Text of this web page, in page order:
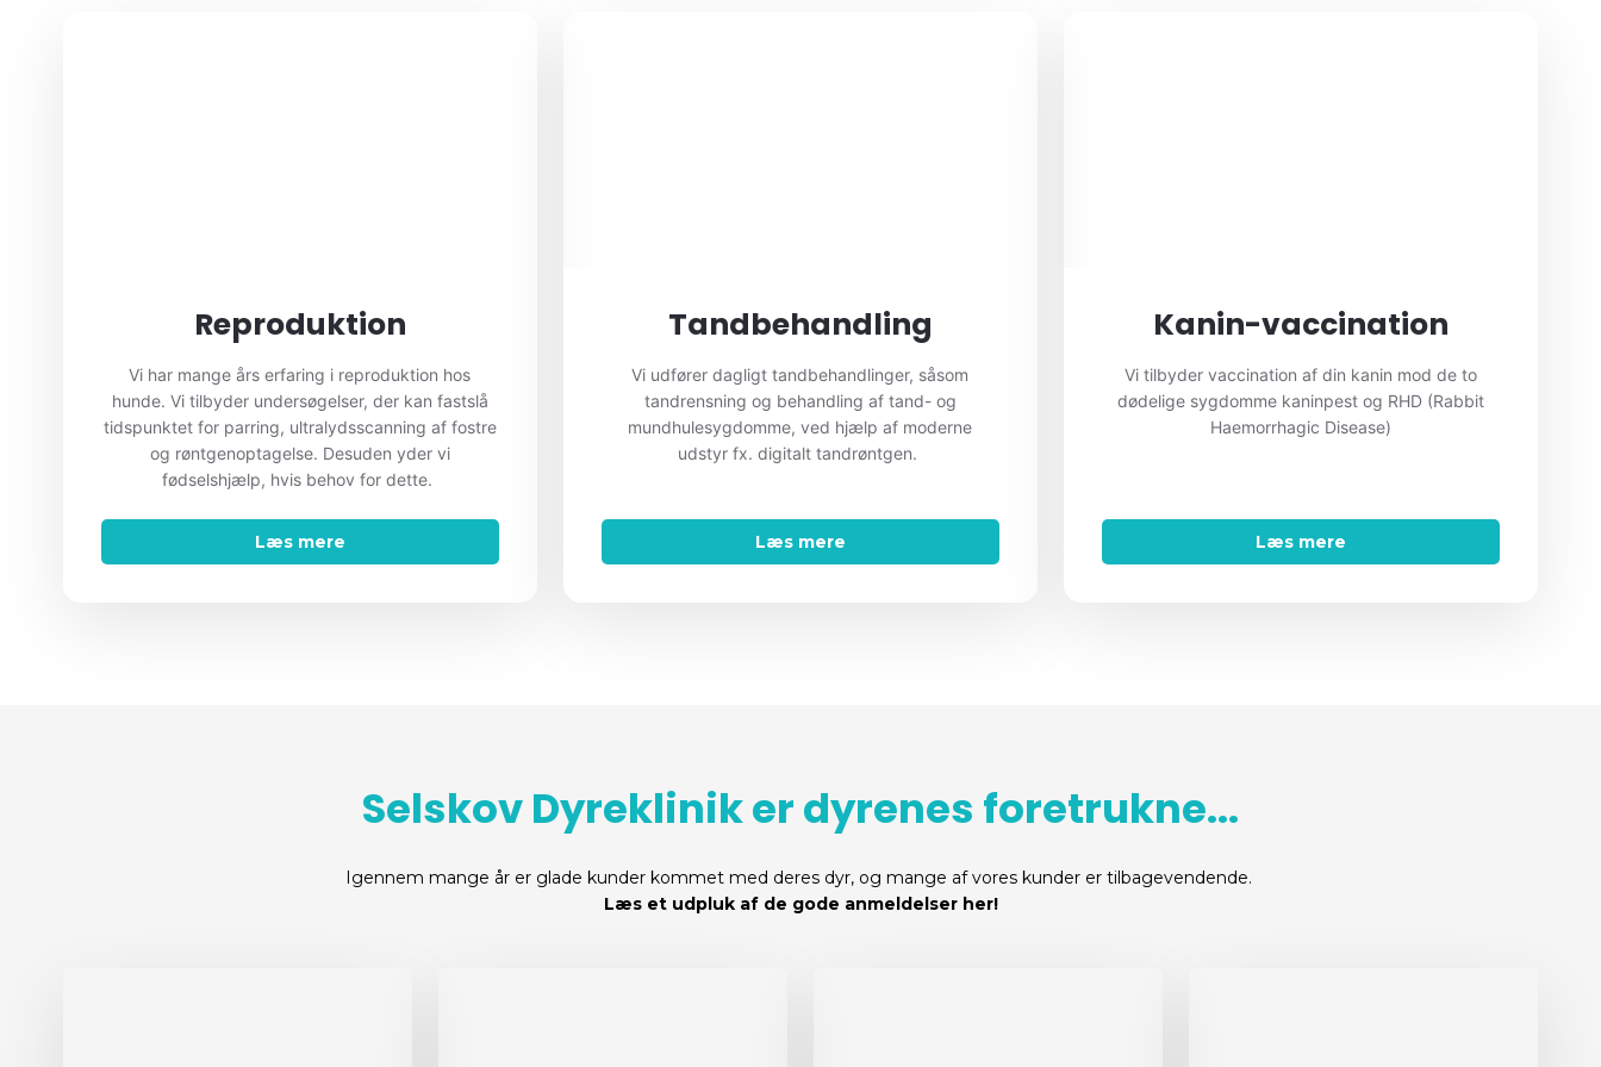
Reproduktion
Vi har mange års erfaring i reproduktion hos
hunde. Vi tilbyder undersøgelser, der kan fastslå
tidspunktet for parring, ultralydsscanning af fostre
og røntgenoptagelse. Desuden yder vi
fødselshjælp, hvis behov for dette.
Læs mere
Tandbehandling
Vi udfører dagligt tandbehandlinger, såsom
tandrensning og behandling af tand- og
mundhulesygdomme, ved hjælp af moderne
udstyr fx. digitalt tandrøntgen.
Læs mere
Kanin-vaccination
Vi tilbyder vaccination af din kanin mod de to
dødelige sygdomme kaninpest og RHD (Rabbit
Haemorrhagic Disease)
Læs mere
Selskov Dyreklinik er dyrenes foretrukne...
Igennem mange år er glade kunder kommet med deres dyr, og mange af vores kunder er tilbagevendende.
Læs et udpluk af de gode anmeldelser her!